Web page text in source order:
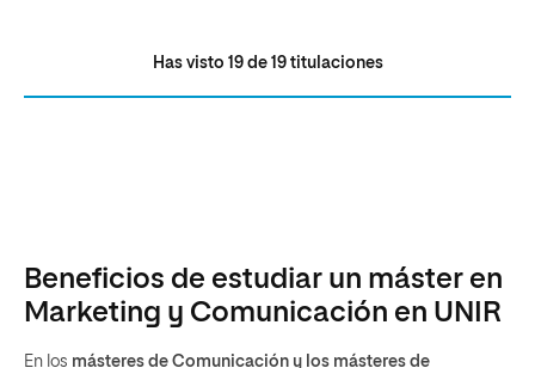
Has visto 19de 19titulaciones
Beneficios de estudiar un máster en
Marketing y Comunicación en UNIR
En los másteres de Comunicación y los másteres de